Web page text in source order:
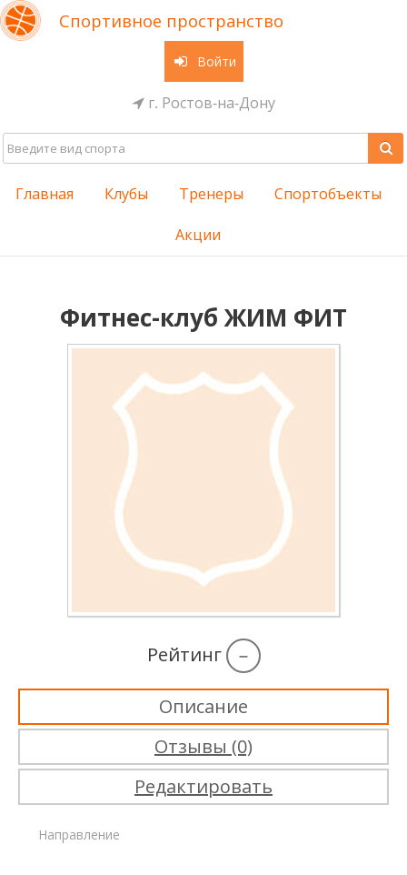
Спортивное пространство
Войти
г. Ростов-на-Дону
Главная Клубы Тренеры Спортобъекты
Акции
Фитнес-клуб ЖИМ ФИТ
Рейтинг –
Описание
Отзывы (0)
Редактировать
Направление